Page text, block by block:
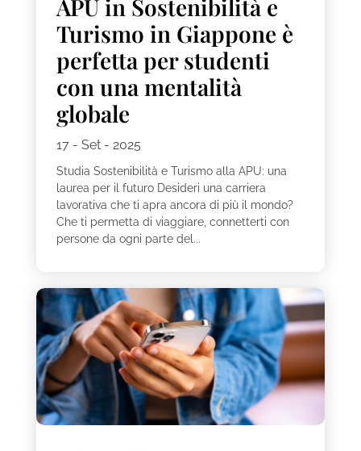
APU in Sostenibilità e
Turismo in Giappone è
perfetta per studenti
con una mentalità
globale
17 - Set - 2025
Studia Sostenibilità e Turismo alla APU: una
laurea per il futuro Desideri una carriera
lavorativa che ti apra ancora di più il mondo?
Che ti permetta di viaggiare, connetterti con
persone da ogni parte del...